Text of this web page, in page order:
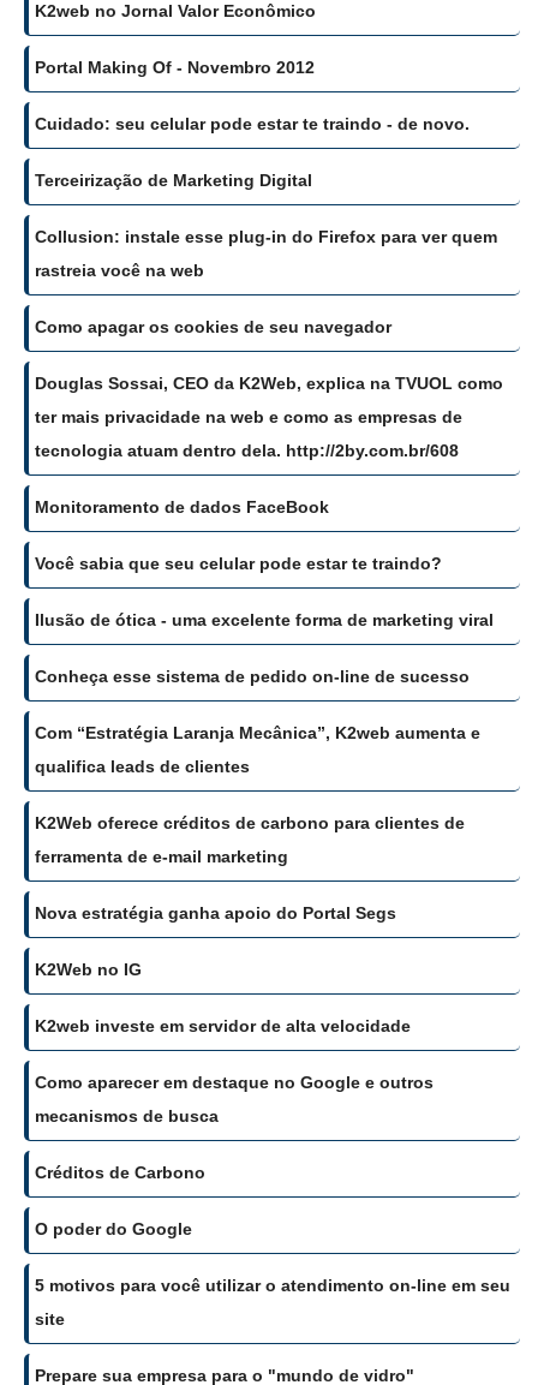
K2web no Jornal Valor Econômico
Portal Making Of - Novembro 2012
Cuidado: seu celular pode estar te traindo - de novo.
Terceirização de Marketing Digital
Collusion: instale esse plug-in do Firefox para ver quem
rastreia você na web
Como apagar os cookies de seu navegador
Douglas Sossai, CEO da K2Web, explica na TVUOL como
ter mais privacidade na web e como as empresas de
tecnologia atuam dentro dela. http://2by.com.br/608
Monitoramento de dados FaceBook
Você sabia que seu celular pode estar te traindo?
Ilusão de ótica - uma excelente forma de marketing viral
Conheça esse sistema de pedido on-line de sucesso
Com “Estratégia Laranja Mecânica”, K2web aumenta e
qualifica leads de clientes
K2Web oferece créditos de carbono para clientes de
ferramenta de e-mail marketing
Nova estratégia ganha apoio do Portal Segs
K2Web no IG
K2web investe em servidor de alta velocidade
Como aparecer em destaque no Google e outros
mecanismos de busca
Créditos de Carbono
O poder do Google
5 motivos para você utilizar o atendimento on-line em seu
site
Prepare sua empresa para o "mundo de vidro"